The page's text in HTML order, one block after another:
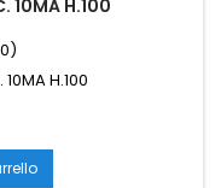
10MA H.100
10MA H.100